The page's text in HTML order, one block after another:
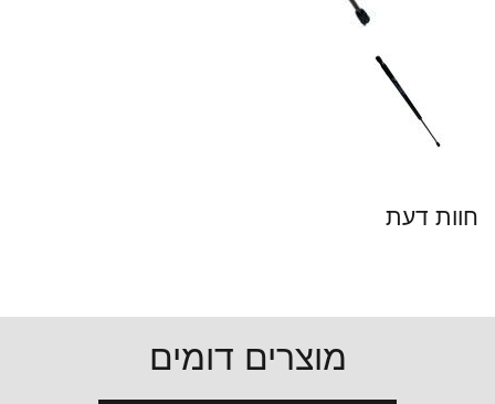
חוות דעת
מוצרים דומים